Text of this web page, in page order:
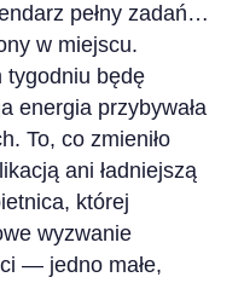
pełny zadań…
w miejscu.
tygodniu będę
energia przybywała
To, co zmieniło
ani ładniejszą
której
wyzwanie
— jedno małe,